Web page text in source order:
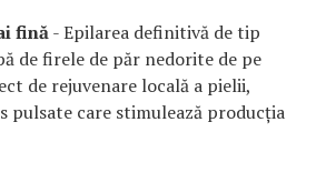
fină- Epilarea definitivă de tip
de firele de păr nedorite de pe
de rejuvenare locală a pielii,
pulsate care stimulează producția